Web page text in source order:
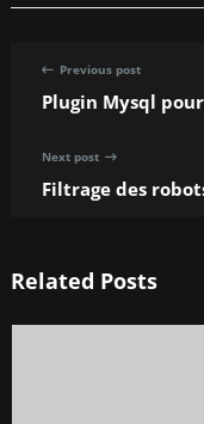
Previous post
Plugin Mysql
Next post
Filtrage des
Related Posts